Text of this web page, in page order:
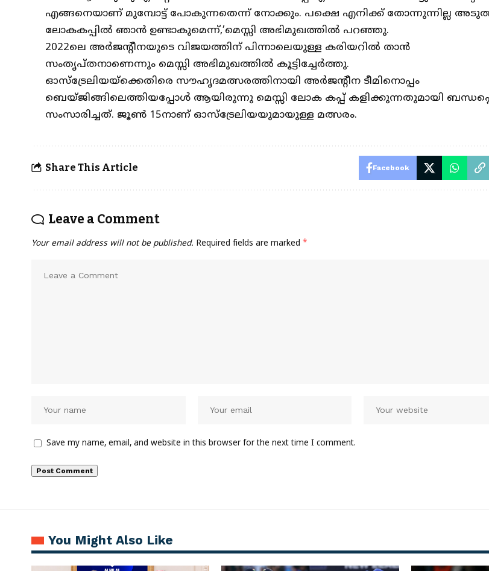
എങ്ങനെയാണ് മുമ്പോട്ട് പോകുന്നതെന്ന് നോക്കും. പക്ഷെ എനിക്ക് തോന്നുന്നില്ല
ലോകകപ്പില്‍ ഞാന്‍ ഉണ്ടാകുമെന്ന്,’മെസ്സി അഭിമുഖത്തില്‍ പറഞ്ഞു.
2022ലെ അര്‍ജന്റീനയുടെ വിജയത്തിന് പിന്നാലെയുള്ള കരിയറില്‍ താന്‍
സംതൃപ്തനാണെന്നും മെസ്സി അഭിമുഖത്തില്‍ കൂട്ടിച്ചേര്‍ത്തു.
ഓസ്‌ട്രേലിയയ്‌ക്കെതിരെ സൗഹൃദമത്സരത്തിനായി അര്‍ജന്റീന ടീമിനൊപ്പം
ബെയ്ജിങ്ങിലെത്തിയപ്പോള്‍ ആയിരുന്നു മെസ്സി ലോക കപ്പ് കളിക്കുന്നതുമായി
സംസാരിച്ചത്. ജൂണ്‍ 15നാണ് ഓസ്‌ട്രേലിയയുമായുള്ള മത്സരം.
Share This Article Facebook
Leave a Comment
Your email address will not be published. Required fields are marked *
Save my name, email, and website in this browser for the next time I comment.
You Might Also Like